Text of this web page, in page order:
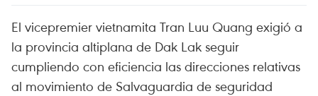
El vicepremier vietnamita Tran Luu Quang exigió a
la provincia altiplana de Dak Lak seguir
cumpliendo con eficiencia las direcciones relativas
al movimiento de Salvaguardia de seguridad